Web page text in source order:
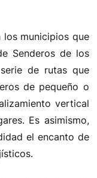
los municipios que
Senderos de los
de rutas que
de pequeño o
vertical
Es asimismo,
el encanto de